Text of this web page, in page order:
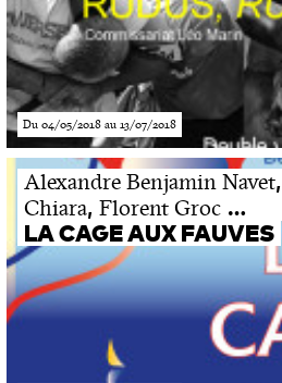
Du 04/05/2018 au 13/07/2018
Alexandre Benjamin Navet,
Chiara, Florent Groc…
LA CAGE AUX FAUVES